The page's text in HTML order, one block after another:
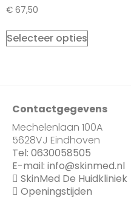
€ 67,50
Selecteer opties
Contactgegevens
Mechelenlaan 100A
5628VJ Eindhoven
Tel: 0630058505
E-mail: info@skinmed.nl
SkinMed De Huidkliniek
Openingstijden